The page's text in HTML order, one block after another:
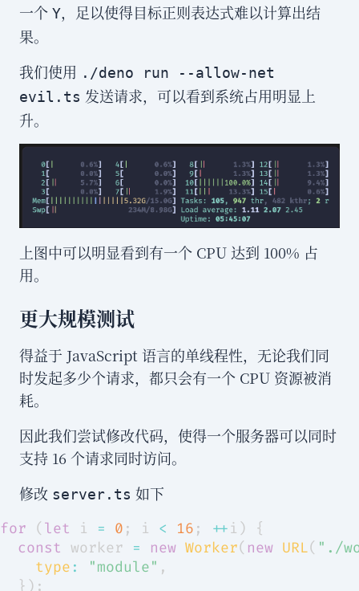
一个 Y，足以使得目标正则表达式难以计算出结
果。
我们使用 ./deno run --allow-net
evil.ts 发送请求，可以看到系统占用明显上
升。
上图中可以明显看到有一个 CPU 达到 100% 占
用。
更大规模测试
得益于 JavaScript 语言的单线程性，无论我们同
时发起多少个请求，都只会有一个 CPU 资源被消
耗。
因此我们尝试修改代码，使得一个服务器可以同时
支持 16 个请求同时访问。
修改 server.ts 如下
for ( let i = 0 ; i < 16 ; ++i )
{
const worker = new Worker( new URL( "./
type : "module" ,
} ) ;